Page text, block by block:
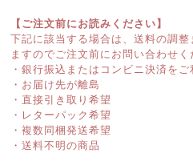
【ご注文前にお読みください】
下記に該当する場合は、送料の調
ますのでご注文前にお問い合わせく
・銀行振込またはコンビニ決済を
・お届け先が離島
・直接引き取り希望
・レターパック希望
・複数同梱発送希望
・送料不明の商品